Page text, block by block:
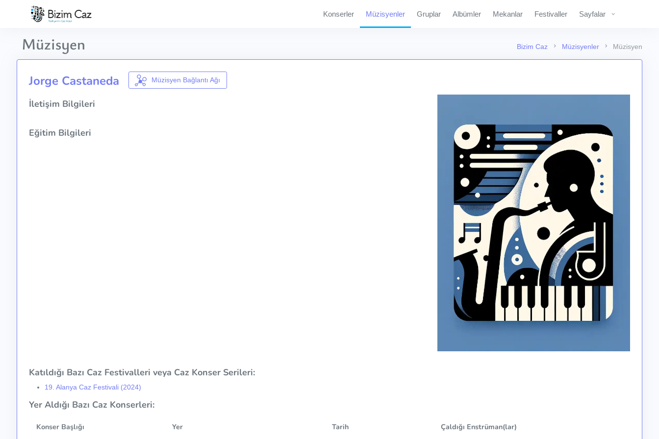
Konserler Müzisyenler Gruplar Albümler Mekanlar Festivaller Sayfalar
Bizim Caz Müzisyenler Müzisyen
Müzisyen
Jorge Castaneda Müzisyen Bağlantı Ağı
İletişim Bilgileri
Eğitim Bilgileri
Katıldığı Bazı Caz Festivalleri veya Caz Konser Serileri:
19. Alanya Caz Festivali (2024)
Yer Aldığı Bazı Caz Konserleri:
Konser Başlığı Yer Tarih Çaldığı Enstrüman(lar)